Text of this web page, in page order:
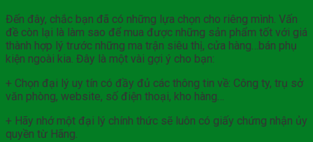
Đến đây, chắc bạn đã có những lựa chọn cho riêng mình. Vấn
đề còn lại là làm sao để mua được những sản phẩm tốt với giá
thành hợp lý trước những ma trận siêu thị, cửa hàng…bán phụ
kiện ngoài kia. Đây là một vài gợi ý cho bạn:
+ Chọn đại lý uy tín có đầy đủ các thông tin về: Công ty, trụ sở
văn phòng, website, số điện thoại, kho hàng…
+ Hãy nhớ một đại lý chính thức sẽ luôn có giấy chứng nhận ủy
quyền từ Hãng.